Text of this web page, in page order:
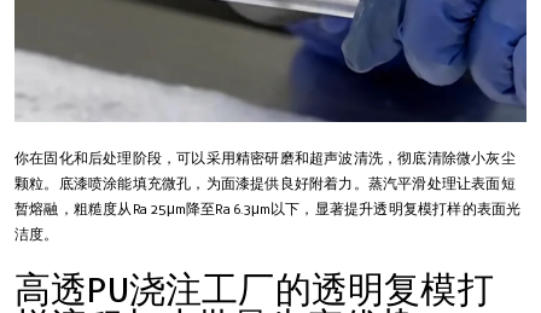
你在固化和后处理阶段，可以采用精密研磨和超声波清洗，彻底清除微小灰尘
颗粒。底漆喷涂能填充微孔，为面漆提供良好附着力。蒸汽平滑处理让表面短
暂熔融，粗糙度从Ra 25μm降至Ra 6.3μm以下，显著提升透明复模打样的表面光
洁度。
高透PU浇注工厂的透明复模打